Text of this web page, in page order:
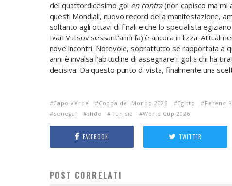
del quattordicesimo gol en contra(non capisco ma mi
questi Mondiali, nuovo record della manifestazione,
soltanto agli ottavi di finali e che lo specialista
Ivan Vutsov sessant’anni fa) è ancora in lizza.
nove incontri. Notevole, soprattutto se rapportata a
anni è invalsa l’abitudine di assegnare il gol a chi ha
decisiva. Da questo punto di vista, finalmente una
Capo Verde Coppa del Mondo 2026 Egitto Ferenc
Senegal
slide Tunisia World Cup 2026
FACEBOOK TWITTER
POST CORRELATI